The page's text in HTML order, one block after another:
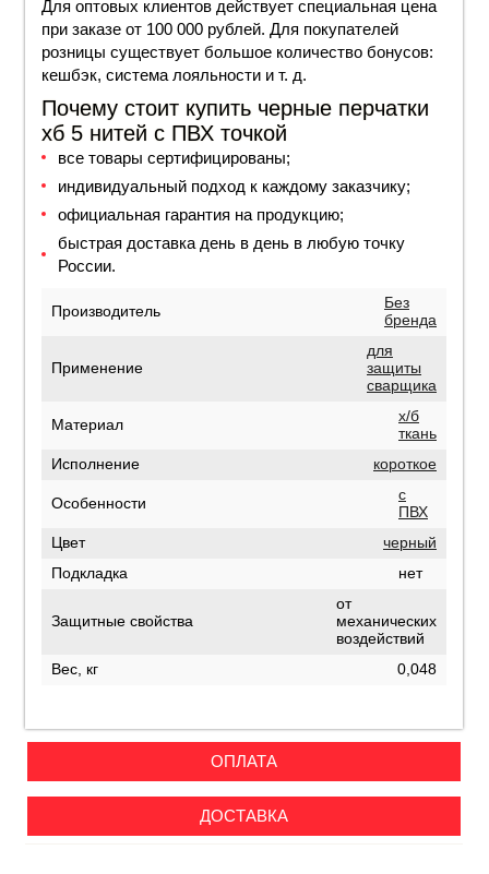
Для оптовых клиентов действует специальная цена
при заказе от 100 000 рублей. Для покупателей
розницы существует большое количество бонусов:
кешбэк, система лояльности и т. д.
Почему стоит купить черные перчатки
хб 5 нитей с ПВХ точкой
все товары сертифицированы;
индивидуальный подход к каждому заказчику;
официальная гарантия на продукцию;
быстрая доставка день в день в любую точку
России.
Производитель
Без
бренда
Применение
для
защиты
сварщика
Материал
х/б
ткань
Исполнение
короткое
Особенности
с
ПВХ
Цвет
черный
Подкладка
нет
Защитные свойства
от
механических
воздействий
Вес, кг
0,048
ОПЛАТА
ДОСТАВКА